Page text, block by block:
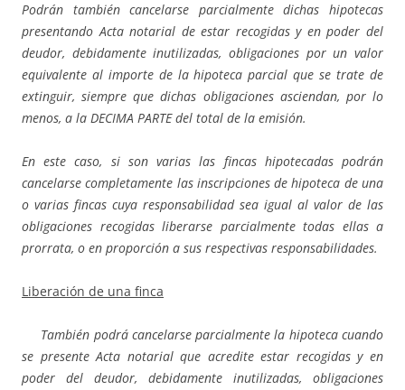
Podrán también cancelarse parcialmente dichas hipotecas
presentando Acta notarial de estar recogidas y en poder del
deudor, debidamente inutilizadas, obligaciones por un valor
equivalente al importe de la hipoteca parcial que se trate de
extinguir, siempre que dichas obligaciones asciendan, por lo
menos, a la DECIMA PARTE del total de la emisión.
En este caso, si son varias las fincas hipotecadas podrán
cancelarse completamente las inscripciones de hipoteca de una
o varias fincas cuya responsabilidad sea igual al valor de las
obligaciones recogidas liberarse parcialmente todas ellas a
prorrata, o en proporción a sus respectivas responsabilidades.
Liberación de una finca
También podrá cancelarse parcialmente la hipoteca cuando
se presente Acta notarial que acredite estar recogidas y en
poder del deudor, debidamente inutilizadas, obligaciones